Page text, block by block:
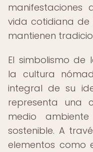
vida cotidiana de
mantienen
El simbolismo de
la cultura
integral de su
representa una
medio
sostenible. A
elementos como